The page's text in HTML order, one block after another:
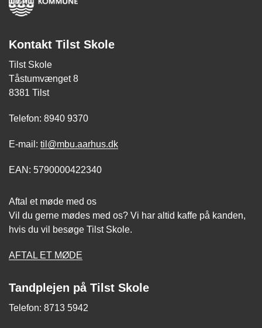
Kontakt Tilst Skole
Tilst Skole
Tåstumvænget 8
8381 Tilst
Telefon: 8940 9370
E-mail: til@mbu.aarhus.dk
EAN: 5790000422340
Aftal et møde med os
Vil du gerne mødes med os? Vi har altid kaffe på kanden,
hvis du vil besøge Tilst Skole.
AFTAL ET MØDE
Tandplejen på Tilst Skole
Telefon: 8713 5942